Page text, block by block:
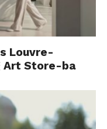
Louvre-
Art Store-ba